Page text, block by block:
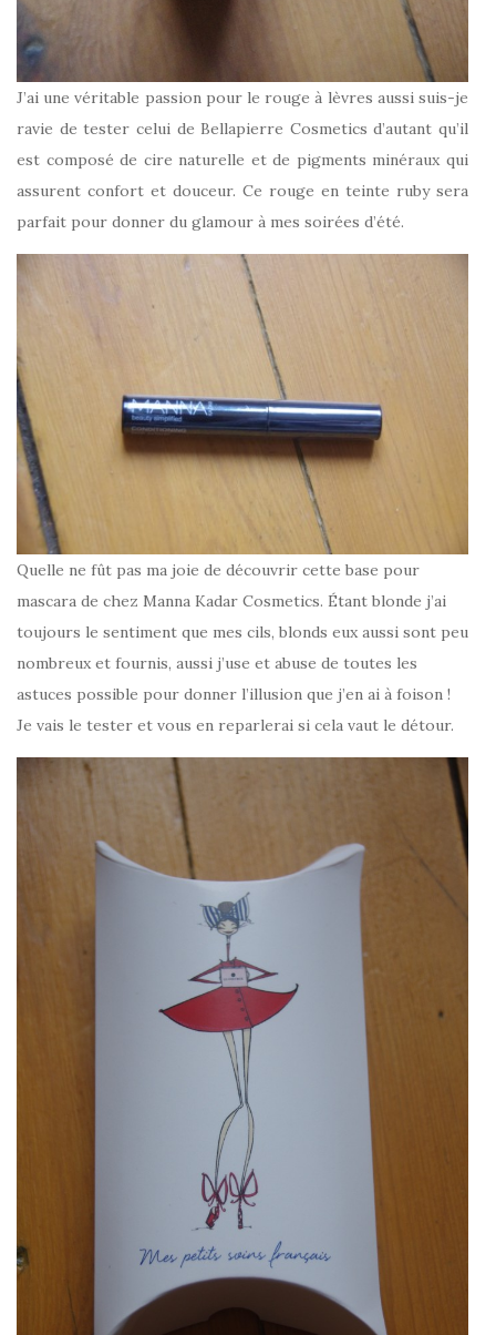
J’ai une véritable passion pour le rouge à lèvres aussi suis-je
ravie de tester celui de Bellapierre Cosmetics d’autant qu’il
est composé de cire naturelle et de pigments minéraux qui
assurent confort et douceur. Ce rouge en teinte ruby sera
parfait pour donner du glamour à mes soirées d’été.
Quelle ne fût pas ma joie de découvrir cette base pour
mascara de chez Manna Kadar Cosmetics. Étant blonde j’ai
toujours le sentiment que mes cils, blonds eux aussi sont peu
nombreux et fournis, aussi j’use et abuse de toutes les
astuces possible pour donner l’illusion que j’en ai à foison !
Je vais le tester et vous en reparlerai si cela vaut le détour.